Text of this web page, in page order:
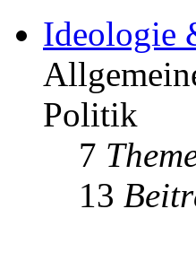
Ideologie
Politik
7
13